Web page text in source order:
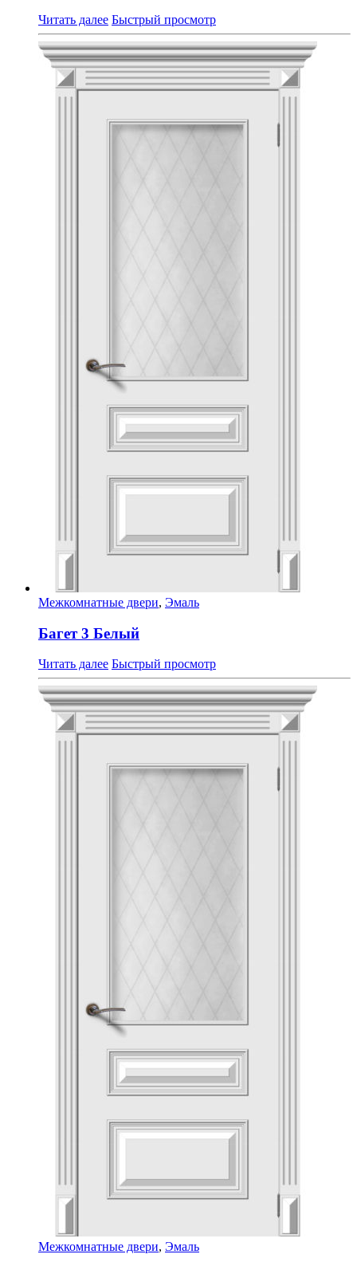
Читать далее Быстрый просмотр
Межкомнатные двери, Эмаль
Багет 3 Белый
Читать далее Быстрый просмотр
Межкомнатные двери, Эмаль